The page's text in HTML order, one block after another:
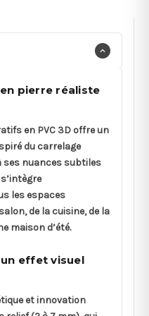
pierre réaliste
en PVC 3D offre un
du carrelage
ses nuances subtiles
les espaces
de la cuisine, de la
maison d’été.
effet visuel
et innovation